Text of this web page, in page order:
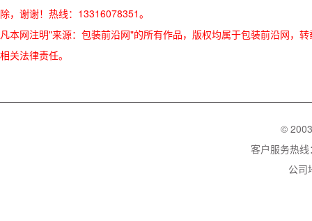
除，谢谢！热线：13316078351。
凡本网注明"来源：包装前沿网"的所有作品，版权均属于包装前沿网，
相关法律责任。
©
客户服务热
公司